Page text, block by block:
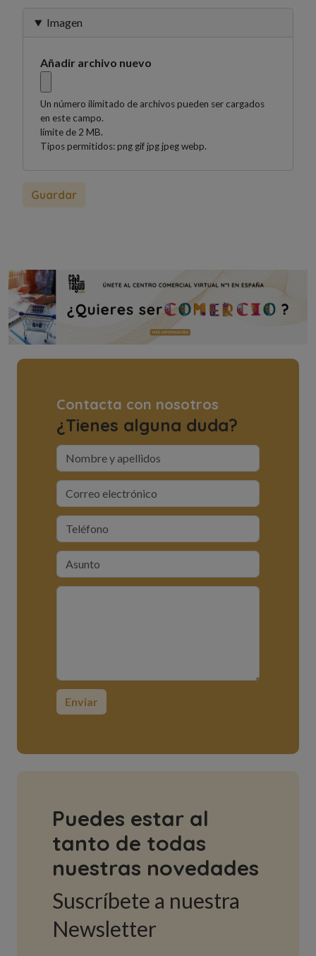
Imagen
Añadir archivo nuevo
Un número ilimitado de archivos pueden ser cargados
en este campo.
límite de 2 MB.
Tipos permitidos: png gif jpg jpeg webp.
Contacta con nosotros
¿Tienes alguna duda?
Puedes estar al
tanto de todas
nuestras novedades
Suscríbete a nuestra
Newsletter